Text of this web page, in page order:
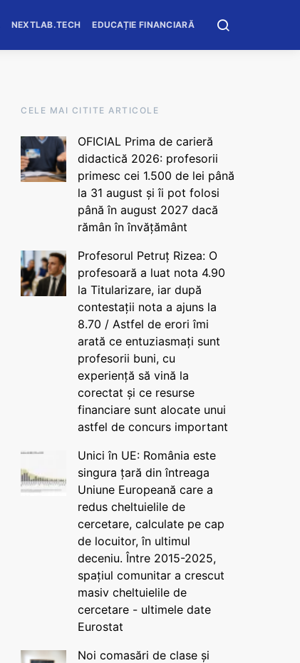
NEXTLAB.TECH EDUCAȚIE FINANCIARĂ
CELE MAI CITITE ARTICOLE
OFICIAL Prima de carieră
didactică 2026: profesorii
primesc cei 1.500 de lei până
la 31 august și îi pot folosi
până în august 2027 dacă
rămân în învățământ
Profesorul Petruț Rizea: O
profesoară a luat nota 4.90
la Titularizare, iar după
contestații nota a ajuns la
8.70 / Astfel de erori îmi
arată ce entuziasmați sunt
profesorii buni, cu
experiență să vină la
corectat și ce resurse
financiare sunt alocate unui
astfel de concurs important
Unici în UE: România este
singura țară din întreaga
Uniune Europeană care a
redus cheltuielile de
cercetare, calculate pe cap
de locuitor, în ultimul
deceniu. Între 2015-2025,
spațiul comunitar a crescut
masiv cheltuielile de
cercetare - ultimele date
Eurostat
Noi comasări de clase și